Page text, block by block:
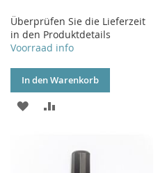
Überprüfen Sie die Lieferzeit
in den Produktdetails
Voorraad info
In den Warenkorb
ZUR
HINZUFÜGENHINZUFÜGEN